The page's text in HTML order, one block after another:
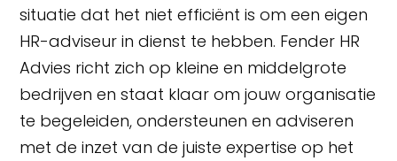
situatie dat het niet efficiënt is om een eigen
HR-adviseur in dienst te hebben. Fender HR
Advies richt zich op kleine en middelgrote
bedrijven en staat klaar om jouw organisatie
te begeleiden, ondersteunen en adviseren
met de inzet van de juiste expertise op het